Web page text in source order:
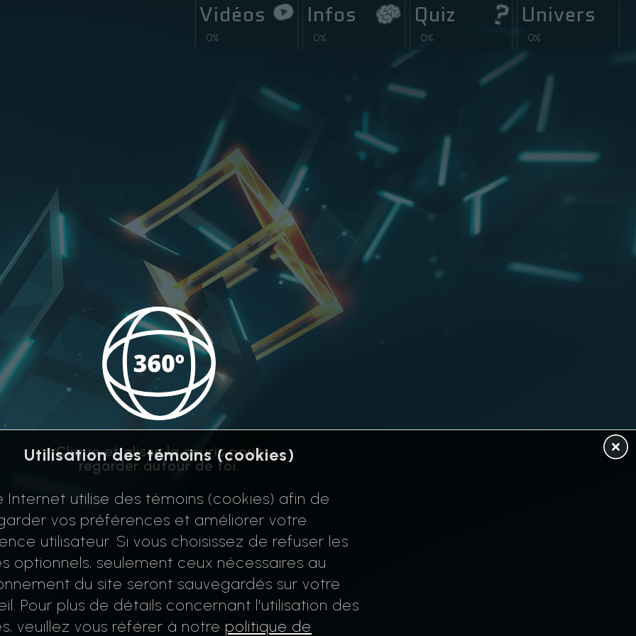
Clique et glisse la souris pour
regarder autour de toi.
chaînes de blocs
Vidéos
0%
Infos
0%
Quiz
0%
0/28
Univers
0%
0/70
Utilisation des témoins (cookies)
Internet utilise des témoins (cookies) afin de
vos préférences et améliorer votre
utilisateur. Si vous choisissez de refuser les
optionnels, seulement ceux nécessaires au
du site seront sauvegardés sur votre
Pour plus de détails concernant l'utilisation des
veuillez vous référer à notre politique de